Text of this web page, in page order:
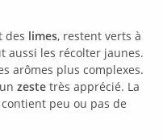
des limes, restent verts à
aussi les récolter jaunes.
arômes plus complexes.
zeste très apprécié. La
peu ou pas de